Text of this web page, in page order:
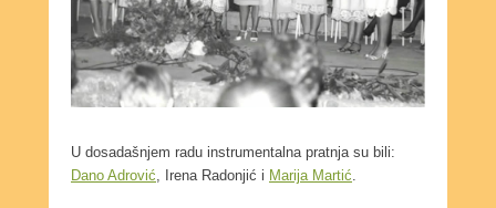
U dosadašnjem radu instrumentalna pratnja su bili:
Dano Adrović , Irena Radonjić i Marija Martić